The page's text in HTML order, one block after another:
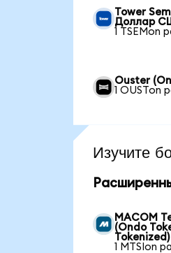
Tower
Доллар
1 TSEMon
Ouster
1 OUSTon
Изучите
MACOM
(Ondo
Tokenized)
1 MTSIon